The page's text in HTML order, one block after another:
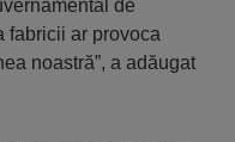
de
fabricii ar provoca
noastră”, a adăugat